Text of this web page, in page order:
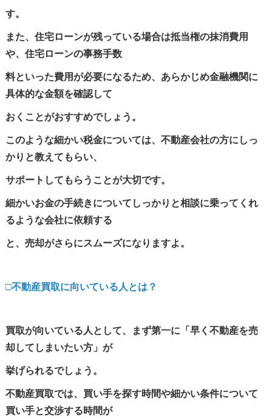
す。
また、住宅ローンが残っている場合は抵当権の抹消費用
や、住宅ローンの事務手数
料といった費用が必要になるため、あらかじめ金融機関に
具体的な金額を確認して
おくことがおすすめでしょう。
このような細かい税金については、不動産会社の方にしっ
かりと教えてもらい、
サポートしてもらうことが大切です。
細かいお金の手続きについてしっかりと相談に乗ってくれ
るような会社に依頼する
と、売却がさらにスムーズになりますよ。
□不動産買取に向いている人とは？
買取が向いている人として、まず第一に「早く不動産を売
却してしまいたい方」が
挙げられるでしょう。
不動産買取では、買い手を探す時間や細かい条件について
買い手と交渉する時間が